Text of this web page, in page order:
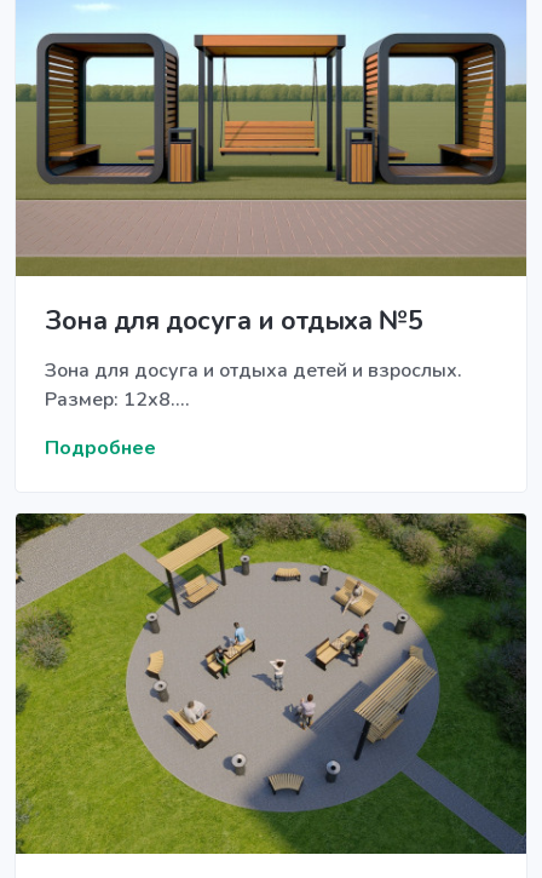
Зона для досуга и отдыха №5
Зона для досуга и отдыха детей и взрослых.
Размер: 12х8....
Подробнее